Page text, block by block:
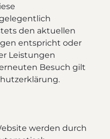
den aktuellen
entspricht oder
Leistungen
Besuch gilt
werden durch